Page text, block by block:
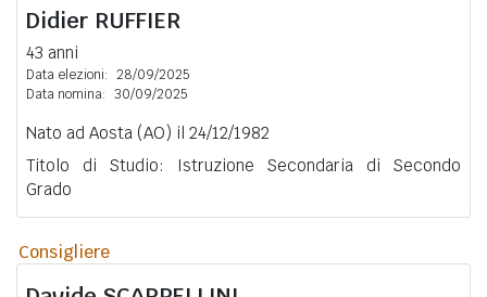
Didier RUFFIER
43 anni
Data elezioni: 28/09/2025
Data nomina: 30/09/2025
Nato ad Aosta (AO) il 24/12/1982
Titolo di Studio: Istruzione Secondaria di Secondo
Grado
Consigliere